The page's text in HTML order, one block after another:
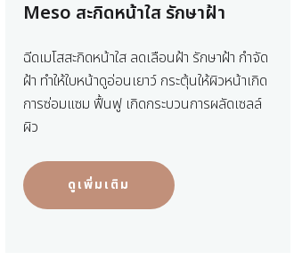
Meso สะกิดหน้าใส รักษาฝ้า
ฉีดเมโสสะกิดหน้าใส ลดเลือนฝ้า รักษาฝ้า กำจัด
ฝ้า ทำให้ใบหน้าดูอ่อนเยาว์ กระตุ้นให้ผิวหน้าเกิด
การซ่อมแซม ฟื้นฟู เกิดกระบวนการผลัดเซลล์
ผิว
ดูเพิ่มเติม